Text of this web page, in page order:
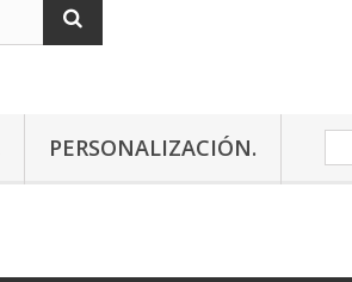
PERSONALIZACIÓN.